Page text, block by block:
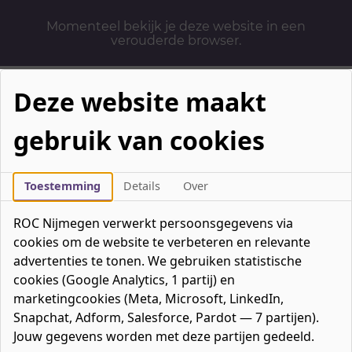
Momenteel bekijk je deze website in een
verouderde browser.
Mbo-opleidingen
Werken & Leren
Mavo / havo / vwo
Contact
Over ons
Bedrijven
Favorieten0favorieten
Mijn ROC
Zoeken
Deze website maakt
gebruik van cookies
Toestemming Details Over
ROC Nijmegen verwerkt persoonsgegevens via
cookies om de website te verbeteren en relevante
advertenties te tonen. We gebruiken statistische
cookies (Google Analytics, 1 partij) en
marketingcookies (Meta, Microsoft, LinkedIn,
Snapchat, Adform, Salesforce, Pardot — 7 partijen).
Jouw gegevens worden met deze partijen gedeeld.